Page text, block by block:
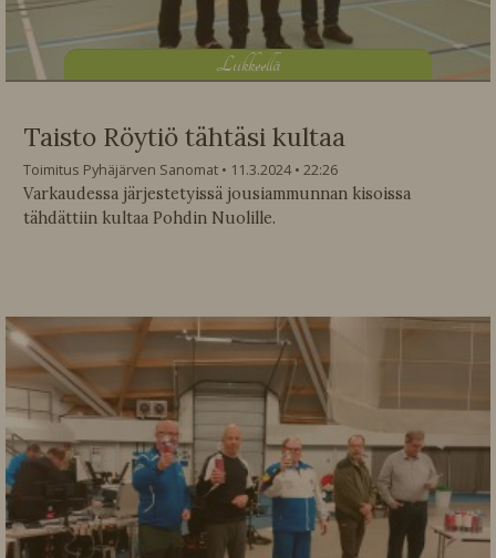
Liikkeellä
Taisto Röytiö tähtäsi kultaa
Toimitus Pyhäjärven Sanomat 11.3.2024
22:26
Varkaudessa järjestetyissä jousiammunnan kisoissa
tähdättiin kultaa Pohdin Nuolille.